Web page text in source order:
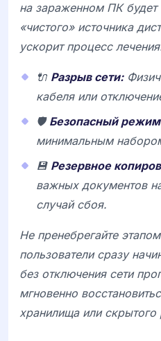
на зараженном ПК будет
«чистого» источника
ускорит процесс
🔌 Разрыв сети:
кабеля или
🛡️ Безопасный
минимальным
💾 Резервное
важных документов
случай сбоя.
Не пренебрегайте
пользователи сразу
без отключения сети
мгновенно
хранилища или скрытого